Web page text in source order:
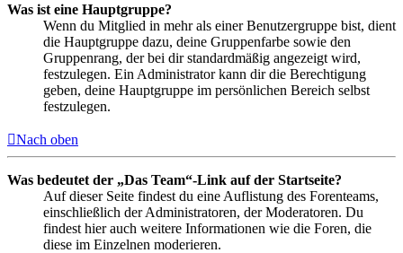
Was ist eine Hauptgruppe?
Wenn du Mitglied in mehr als einer Benutzergruppe bist, dient
die Hauptgruppe dazu, deine Gruppenfarbe sowie den
Gruppenrang, der bei dir standardmäßig angezeigt wird,
festzulegen. Ein Administrator kann dir die Berechtigung
geben, deine Hauptgruppe im persönlichen Bereich selbst
festzulegen.
Nach oben
Was bedeutet der „Das Team“-Link auf der Startseite?
Auf dieser Seite findest du eine Auflistung des Forenteams,
einschließlich der Administratoren, der Moderatoren. Du
findest hier auch weitere Informationen wie die Foren, die
diese im Einzelnen moderieren.